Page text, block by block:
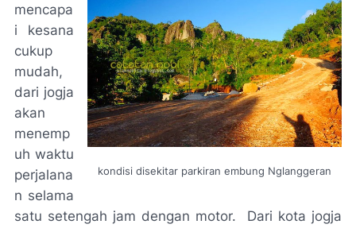
kondisi disekitar parkiran embung Nglanggeran
mencapa
i kesana
cukup
mudah,
dari jogja
akan
menemp
uh waktu
perjalana
n selama
satu setengah jam dengan motor. Dari kota jogja